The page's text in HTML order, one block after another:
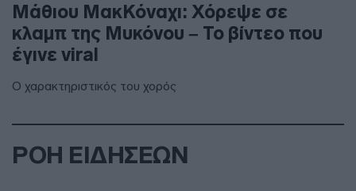
Μάθιου ΜακΚόναχι: Χόρεψε σε
κλαμπ της Μυκόνου – Το βίντεο που
έγινε viral
Ο χαρακτηριστικός του χορός
ΡΟΗ ΕΙΔΗΣΕΩΝ